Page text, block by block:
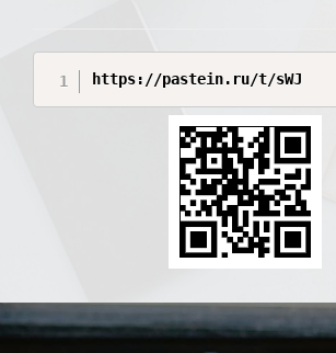
https://pastein.ru/t/sWJ